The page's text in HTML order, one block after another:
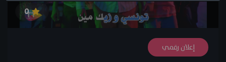
0
إعلان رقمي